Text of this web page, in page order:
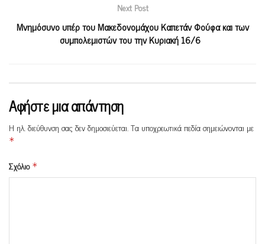
Next Post
Μνημόσυνο υπέρ του Μακεδονομάχου Καπετάν Φούφα και των
συμπολεμιστών του την Κυριακή 16/6
Αφήστε μια απάντηση
Η ηλ. διεύθυνση σας δεν δημοσιεύεται.Τα υποχρεωτικά πεδία σημειώνονται με
*
Σχόλιο *